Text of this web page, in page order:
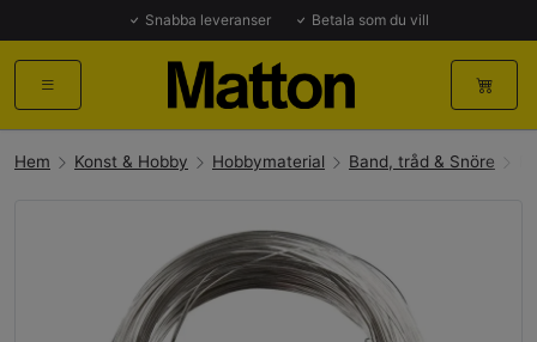
Snabba leveranser Betala som du vill
Hem Konst & Hobby Hobbymaterial Band, tråd & Snöre